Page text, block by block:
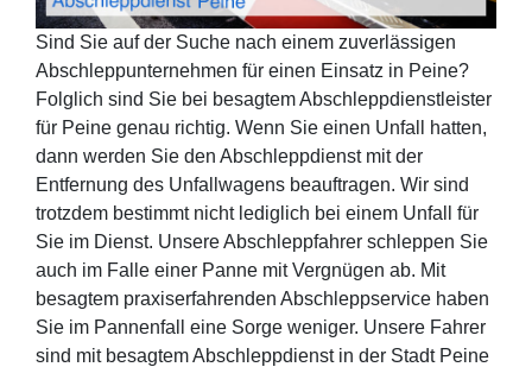
Sind Sie auf der Suche nach einem zuverlässigen
Abschleppunternehmen für einen Einsatz in Peine?
Folglich sind Sie bei besagtem Abschleppdienstleister
für Peine genau richtig. Wenn Sie einen Unfall hatten,
dann werden Sie den Abschleppdienst mit der
Entfernung des Unfallwagens beauftragen. Wir sind
trotzdem bestimmt nicht lediglich bei einem Unfall für
Sie im Dienst. Unsere Abschleppfahrer schleppen Sie
auch im Falle einer Panne mit Vergnügen ab. Mit
besagtem praxiserfahrenden Abschleppservice haben
Sie im Pannenfall eine Sorge weniger. Unsere Fahrer
sind mit besagtem Abschleppdienst in der Stadt Peine